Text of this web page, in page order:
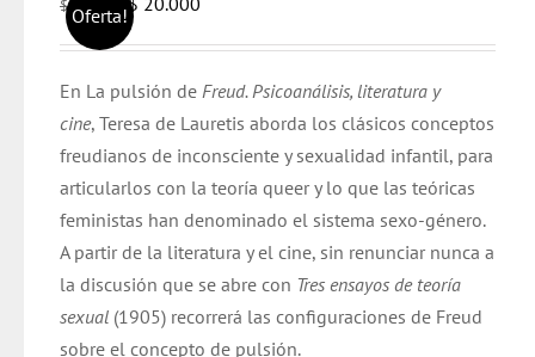
Oferta!
$21.000
precio
era:
$ 21.000.
es:
$ 20.000.
En La pulsión de Freud. Psicoanálisis, literatura y
cine, Teresa de Lauretis aborda los clásicos conceptos
freudianos de inconsciente y sexualidad infantil, para
articularlos con la teoría queer y lo que las teóricas
feministas han denominado el sistema sexo-género.
A partir de la literatura y el cine, sin renunciar nunca a
la discusión que se abre con Tres ensayos de teoría
sexual (1905) recorrerá las configuraciones de Freud
sobre el concepto de pulsión.